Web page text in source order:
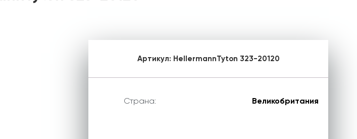
Артикул: HellermannTyton 323-20120
Страна: Великобритания